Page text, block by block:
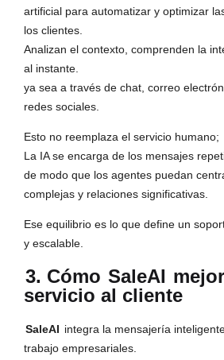
artificial para automatizar y optimizar
los clientes.
Analizan el contexto, comprenden la
al instante.
ya sea a través de chat, correo
redes sociales.
Esto no reemplaza el servicio humano;
La IA se encarga de los mensajes
de modo que los agentes puedan
complejas y relaciones significativas.
Ese equilibrio es lo que define un
y escalable.
3. Cómo SaleAI
servicio al cliente
SaleAI integra la mensajería
trabajo empresariales.